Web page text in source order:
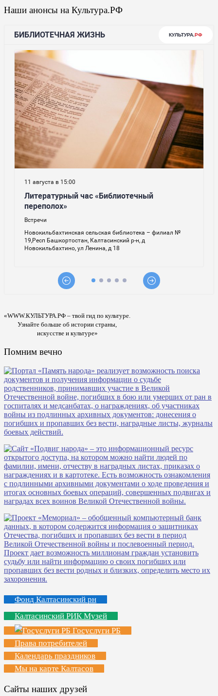
Наши анонсы на Культура.РФ
«WWW.КУЛЬТУРА.РФ – твой гид по культуре.
Узнайте больше об истории страны,
искусстве и культуре»
Помним вечно
Фонд Калтасинский рн
Калтасинский РИК Музей
Госуслуги РБ
Права потребителей
Календарь праздников
Мы на карте Калтасов
Сайты наших друзей